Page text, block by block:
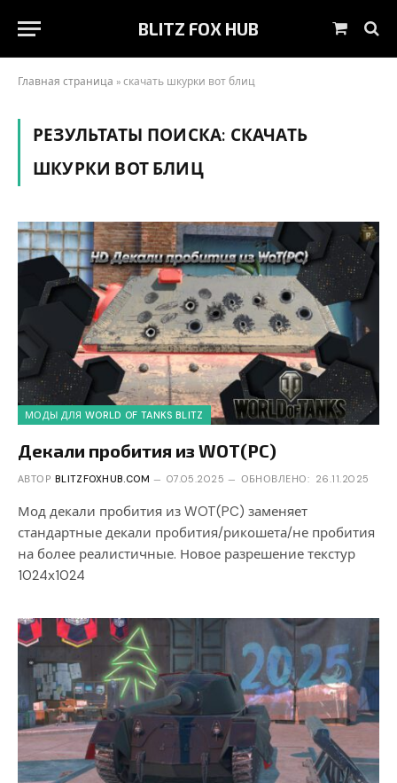
BLITZ FOX HUB Корзина
Главная страница »скачать шкурки вот блиц
РЕЗУЛЬТАТЫ ПОИСКА: СКАЧАТЬ
ШКУРКИ ВОТ БЛИЦ
МОДЫ ДЛЯ WORLD OF TANKS BLITZ
Декали пробития из WOT(PC)
АВТОР BLITZFOXHUB.COM 07.05.2025 ОБНОВЛЕНО: 26.11.2025
Мод декали пробития из WOT(PC) заменяет
стандартные декали пробития/рикошета/не пробития
на более реалистичные. Новое разрешение текстур
1024х1024